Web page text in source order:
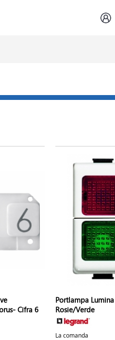
Cifra 6
Portlampa Lumina
Rosie/Verde
La comanda